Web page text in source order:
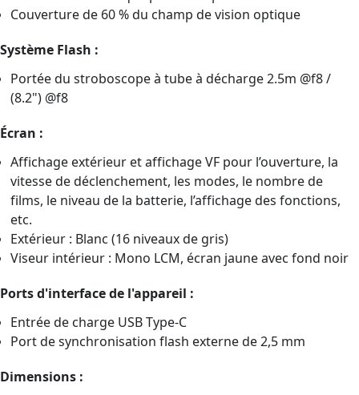
Couverture de 60 % du champ de vision optique
Système Flash :
Portée du stroboscope à tube à décharge 2.5m @f8 /
(8.2") @f8
Écran :
Affichage extérieur et affichage VF pour l’ouverture, la
vitesse de déclenchement, les modes, le nombre de
films, le niveau de la batterie, l’affichage des fonctions,
etc.
Extérieur : Blanc (16 niveaux de gris)
Viseur intérieur : Mono LCM, écran jaune avec fond noir
Ports d'interface de l'appareil :
Entrée de charge USB Type-C
Port de synchronisation flash externe de 2,5 mm
Dimensions :